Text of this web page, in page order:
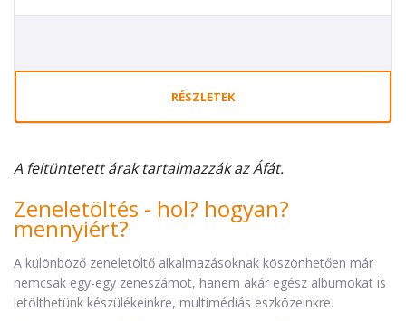
RÉSZLETEK
A feltüntetett árak tartalmazzák az Áfát.
Zeneletöltés - hol? hogyan?
mennyiért?
A különböző zeneletöltő alkalmazásoknak köszönhetően már
nemcsak egy-egy zeneszámot, hanem akár egész albumokat is
letölthetünk készülékeinkre, multimédiás eszközeinkre.